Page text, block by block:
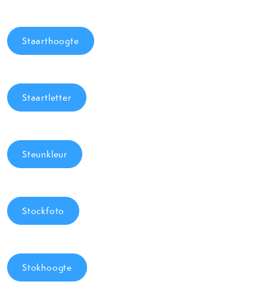
Staarthoogte
Staartletter
Steunkleur
Stockfoto
Stokhoogte